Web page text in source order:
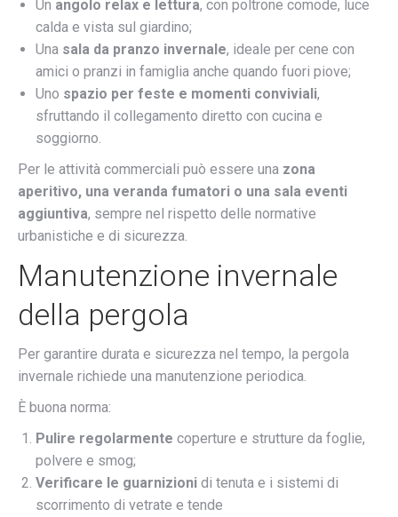
Un angolo relax e lettura, con poltrone comode, luce
calda e vista sul giardino;
Una sala da pranzo invernale, ideale per cene con
amici o pranzi in famiglia anche quando fuori piove;
Uno spazio per feste e momenti conviviali,
sfruttando il collegamento diretto con cucina e
soggiorno.
Per le attività commerciali può essere una zona
aperitivo, una veranda fumatori o una sala eventi
aggiuntiva, sempre nel rispetto delle normative
urbanistiche e di sicurezza.
Manutenzione invernale
della pergola
Per garantire durata e sicurezza nel tempo, la pergola
invernale richiede una manutenzione periodica.
È buona norma:
Pulire regolarmente coperture e strutture da foglie,
polvere e smog;
Verificare le guarnizioni di tenuta e i sistemi di
scorrimento di vetrate e tende